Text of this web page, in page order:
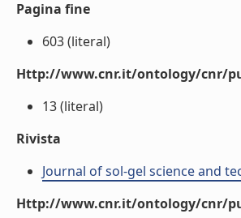
Pagina fine
603 (literal)
Http://www.cnr.it/ontology/cnr/
13 (literal)
Rivista
Journal of sol-gel science and
Http://www.cnr.it/ontology/cnr/